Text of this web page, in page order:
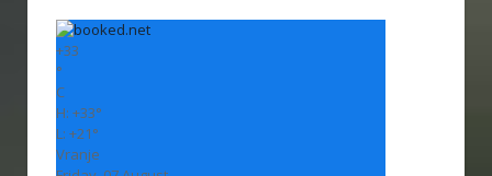
+33
°
C
H: +33°
L: +21°
Vranje